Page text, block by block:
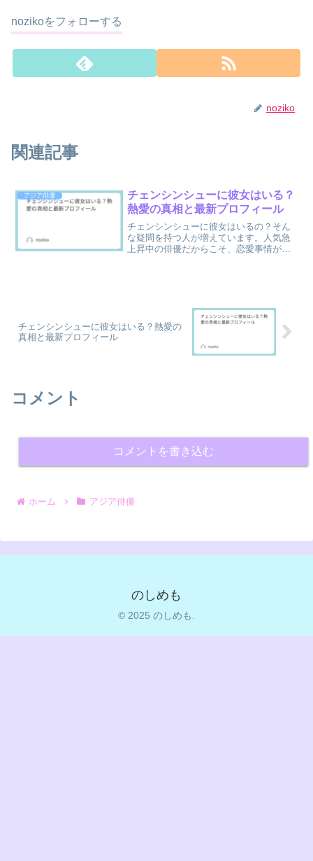
nozikoをフォローする
noziko
関連記事
アジア俳優
チェンシンシューに彼女はいる？
熱愛の真相と最新プロフィール
チェンシンシューに彼女はいるの？そん
な疑問を持つ人が増えています。人気急
上昇中の俳優だからこそ、恋愛事情が気
チェンシンシューに彼女はいる？熱愛の
真相と最新プロフィール
コメント
コメントを書き込む
ホーム アジア俳優
のしめも
© 2025 のしめも.